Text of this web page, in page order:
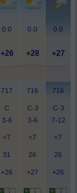
0.0 0.0 0.0
+26 +28 +27
717 716 716
С
3-6
С-З
3-6
С-З
7-12
<7 <7 <7
31 26 26
+26 +27 +26